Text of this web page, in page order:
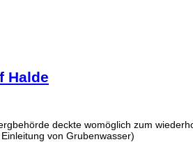
Halde
deckte womöglich zum
von Grubenwasser)